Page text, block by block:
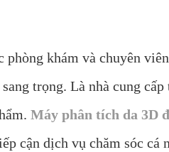
khám và chuyên
trọng. Là nhà cung cấp
Máy phân tích da 3D
cận dịch vụ chăm sóc cá